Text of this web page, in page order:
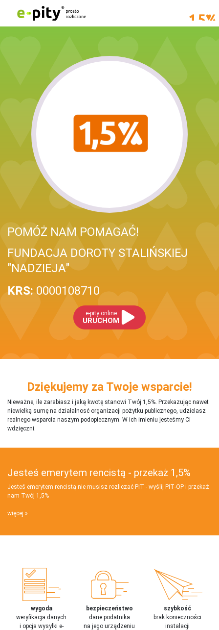
POMÓŻ NAM POMAGAĆ!
FUNDACJA DOROTY STALIŃSKIEJ
"NADZIEJA"
KRS: 0000108710
e-pity online
URUCHOM
Dziękujemy za Twoje wsparcie!
Nieważne, ile zarabiasz i jaką kwotę stanowi Twój 1,5%. Przekazując nawet
niewielką sumę na działalnosć organizacji pożytku publicznego, udzielasz
realnego wsparcia naszym podopiecznym. W ich imieniu jesteśmy Ci
wdzięczni.
Jesteś emerytem rencistą - przekaż 1,5%
Jesteś emerytem rencistą nie musisz rozliczać PIT - wyślij PIT‑OP i przekaż
nam Twój 1,5%
więcej
wygoda
weryfikacja danych
i opcja wysyłki e-
bezpieczeństwo
dane podatnika
na jego urządzeniu
szybkość
brak konieczności
instalacji